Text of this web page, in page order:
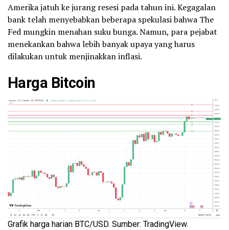
Amerika jatuh ke jurang resesi pada tahun ini. Kegagalan
bank telah menyebabkan beberapa spekulasi bahwa The
Fed mungkin menahan suku bunga. Namun, para pejabat
menekankan bahwa lebih banyak upaya yang harus
dilakukan untuk menjinakkan inflasi.
Harga Bitcoin
Grafik harga harian BTC/USD. Sumber: TradingView.